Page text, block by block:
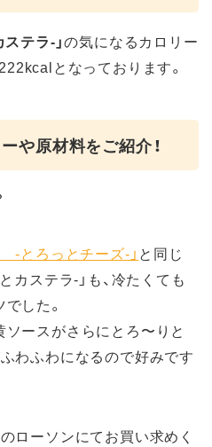
テラ-」の気になるカロリー
となっております。
や原材料をご紹介！
‐とろっとチーズ‐」 と同じ
カステラ-」も、冷たくても
した。
ースがさらにとろ〜りと
わふわになるので好みです
ローソンにてお買い求めく